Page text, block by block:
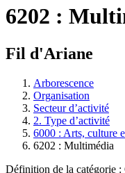
6202 :
Fil d'Ariane
Arborescence
Organisation
Secteur d’activité
2. Type d’activité
6000 : Arts, culture
6202 : Multimédia
Définition de la catégorie :